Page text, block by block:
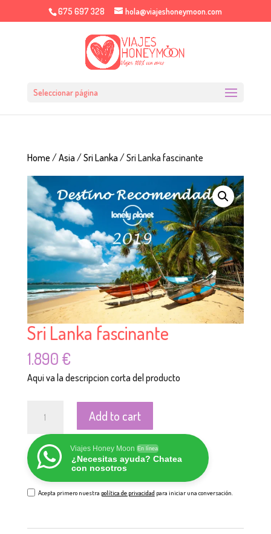
675 697 328 hola@viajeshoneymoon.com
Seleccionar página
Home /Asia /Sri Lanka / Sri Lanka fascinante
Sri Lanka fascinante
1.890 €
Aqui va la descripcion corta del producto
Lanka
fascinante
quantity
Add to cart
Viajes Honey Moon En línea
¿Necesitas ayuda? Chatea
con nosotros
Acepta primero nuestra política de privacidad para iniciar una conversación.